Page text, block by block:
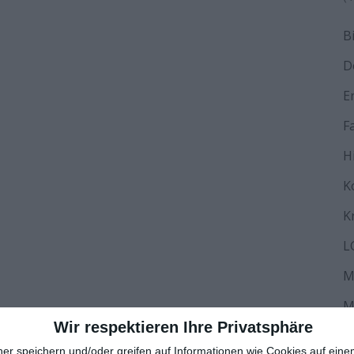
Wir respektieren Ihre Privatsphäre
speichern und/oder greifen auf Informationen wie Cookies auf